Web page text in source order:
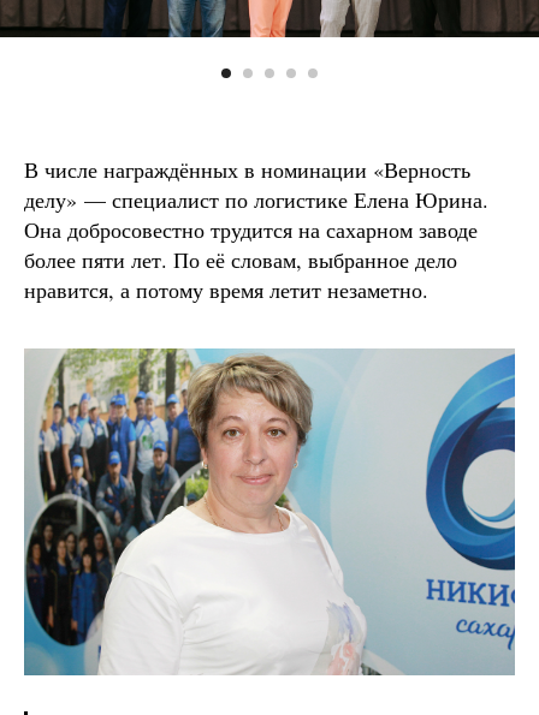
В числе награждённых в номинации «Верность
делу» — специалист по логистике Елена Юрина.
Она добросовестно трудится на сахарном заводе
более пяти лет. По её словам, выбранное дело
нравится, а потому время летит незаметно.